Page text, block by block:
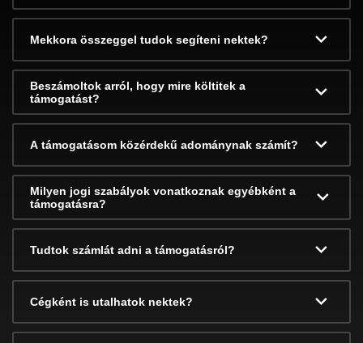
Mekkora összeggel tudok segíteni nektek?
Beszámoltok arról, hogy mire költitek a
támogatást?
A támogatásom közérdekű adománynak számít?
Milyen jogi szabályok vonatkoznak egyébként a
támogatásra?
Tudtok számlát adni a támogatásról?
Cégként is utalhatok nektek?